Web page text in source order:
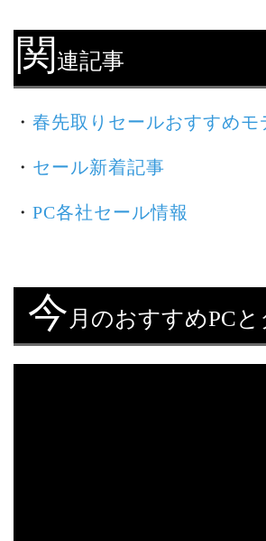
関連記事
・ 春先取りセールおすすめモ
・ セール新着記事
・ PC各社セール情報
今 月のおすすめPC